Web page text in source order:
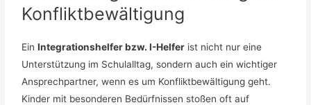
Konfliktbewältigung
EinIntegrationshelfer bzw. I-Helfer ist nicht nur eine
Unterstützung im Schulalltag, sondern auch ein wichtiger
Ansprechpartner, wenn es um Konfliktbewältigung geht.
Kinder mit besonderen Bedürfnissen stoßen oft auf